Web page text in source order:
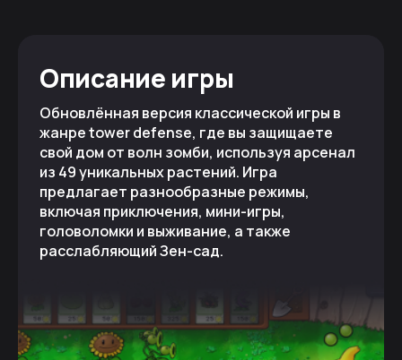
Описание игры
Обновлённая версия классической игры в
жанре tower defense, где вы защищаете
свой дом от волн зомби, используя арсенал
из 49 уникальных растений. Игра
предлагает разнообразные режимы,
включая приключения, мини-игры,
головоломки и выживание, а также
расслабляющий Зен-сад.